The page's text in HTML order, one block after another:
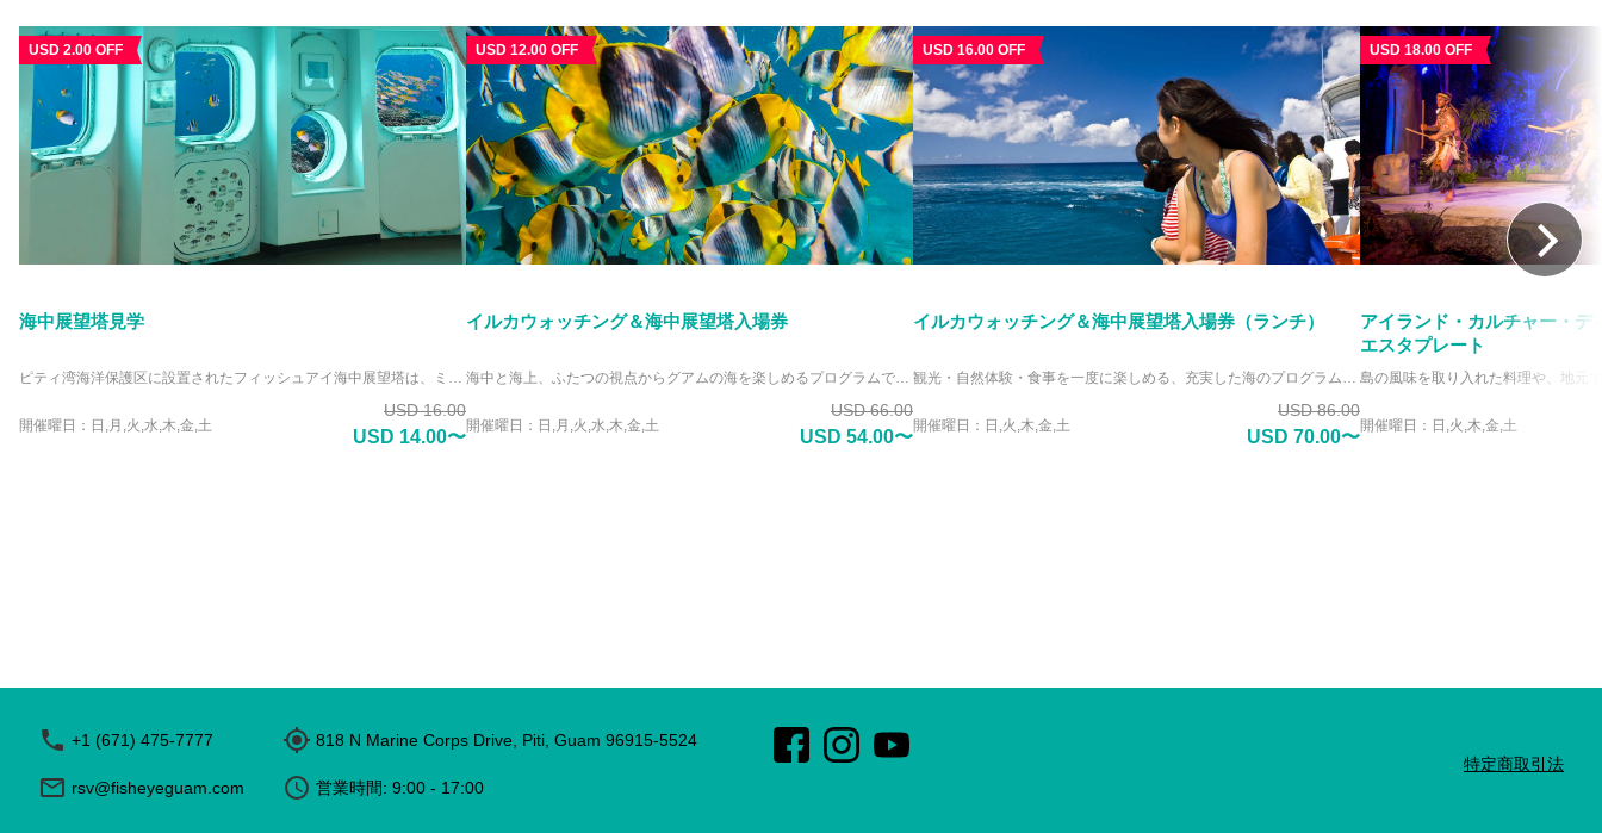
USD 2.00 OFF
海中展望塔見学
ピティ湾海洋保護区に設置されたフィッシュアイ海中展望塔は、ミクロネシアで唯一のユニークな施設。展望塔の海中観察室からは、透明度の高い海中を泳ぐ色とりどりのトロピカルフィッシュや海洋生物の姿を観察する事が出来ます。 海の好きなダイバーやシュノーケラーだけでなく、泳げない人や好奇心旺盛な子供達も、水に濡れる事なく手軽に本物のサンゴ礁に泳ぐ魚達を観察出来ます。 天然のサンゴ礁の海中世界を観察出来る展望塔には、作り物の水族館にない本物の感動があります。
開催曜日：日,月,火,水,木,金,土
USD 16.00
USD 14.00〜
USD 12.00 OFF
イルカウォッチング＆海中展望塔入場券
海中と海上、ふたつの視点からグアムの海を楽しめるプログラムです。まずは海中展望塔で、濡れることなくピティ湾の色鮮やかな海洋世界を鑑賞します。 その後はクルーズ船に乗ってドルフィンウォッチングへ。自然の海で泳ぎ、跳ねる野生のイルカたちとの出会いをお楽しみください。世代を問わず参加しやすい、ゆったりとした海の体験です。
開催曜日：日,月,火,水,木,金,土
USD 66.00
USD 54.00〜
USD 16.00 OFF
イルカウォッチング＆海中展望塔入場券（ランチ）
観光・自然体験・食事を一度に楽しめる、充実した海のプログラムです。まずは海中展望塔で、ピティ湾に広がる色鮮やかな海洋世界を、濡れることなくゆったりと鑑賞します。 その後はドルフィンウォッチングクルーズへ出発。野生のイルカたちの姿を観察したあとは、ビュッフェランチでひと休み。無理なく楽しめる、満足度の高いツアーです。
開催曜日：日,火,木,金,土
USD 86.00
USD 70.00〜
USD 18.00 OFF
アイランド・カルチャー・
エスタプレート
開催曜日：日,火,木,金,土
+1 (671) 475-7777
rsv@fisheyeguam.com
818 N Marine Corps Drive, Piti, Guam 96915-5524
営業時間: 9:00 - 17:00
特定商取引法